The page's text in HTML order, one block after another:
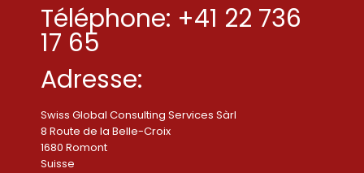
Téléphone: +41 22 736
17 65
Adresse:
Swiss Global Consulting Services Sàrl
8 Route de la Belle-Croix
1680 Romont
Suisse